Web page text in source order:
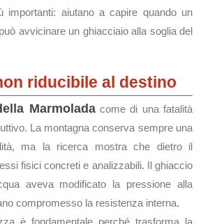
importanti: aiutano a capire quando un
avvicinare un ghiacciaio alla soglia del
riducibile al destino
Marmoladacome di una fatalità
La montagna conserva sempre una
ma la ricerca mostra che dietro il
fisici concreti e analizzabili. Il ghiaccio
aveva modificato la pressione alla
compromesso la resistenza interna.
è fondamentale perché trasforma la